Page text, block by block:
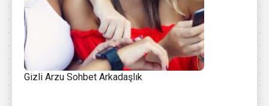
Gizli Arzu Sohbet Arkadaşlık